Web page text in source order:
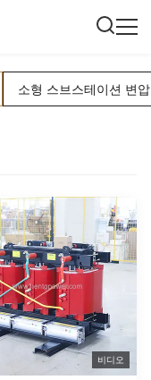
소형 스브스테이션 변
비디오